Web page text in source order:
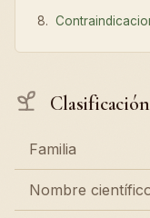
Familia
Nombre